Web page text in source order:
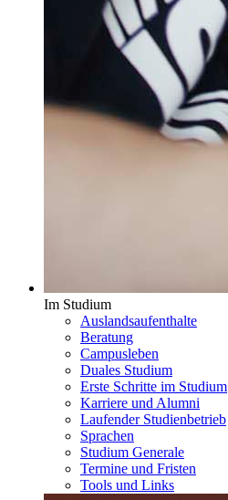
Im Studium
Auslandsaufenthalte
Beratung
Campusleben
Duales Studium
Erste Schritte im Studium
Karriere und Alumni
Laufender Studienbetrieb
Sprachen
Studium Generale
Termine und Fristen
Tools und Links